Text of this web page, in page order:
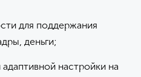
для поддержания
деньги;
настройки на